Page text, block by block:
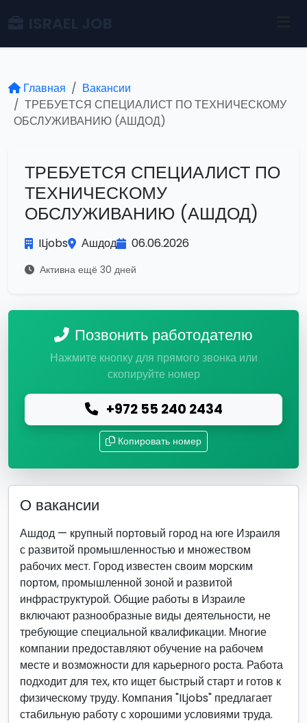
Главная
Вакансии
ТРЕБУЕТСЯ СПЕЦИАЛИСТ ПО ТЕХНИЧЕСКОМУ
ОБСЛУЖИВАНИЮ (АШДОД)
ТРЕБУЕТСЯ СПЕЦИАЛИСТ ПО
ТЕХНИЧЕСКОМУ
ОБСЛУЖИВАНИЮ (АШДОД)
ILjobs Ашдод 06.06.2026
Активна ещё 30 дней
Позвонить работодателю
Нажмите кнопку для прямого звонка или
скопируйте номер
+972 55 240 2434
Копировать номер
О вакансии
Ашдод — крупный портовый город на юге Израиля
с развитой промышленностью и множеством
рабочих мест. Город известен своим морским
портом, промышленной зоной и развитой
инфраструктурой. Общие работы в Израиле
включают разнообразные виды деятельности, не
требующие специальной квалификации. Многие
компании предоставляют обучение на рабочем
месте и возможности для карьерного роста. Работа
подходит для тех, кто ищет быстрый старт и готов к
физическому труду. Компания "ILjobs" предлагает
стабильную работу с хорошими условиями труда.